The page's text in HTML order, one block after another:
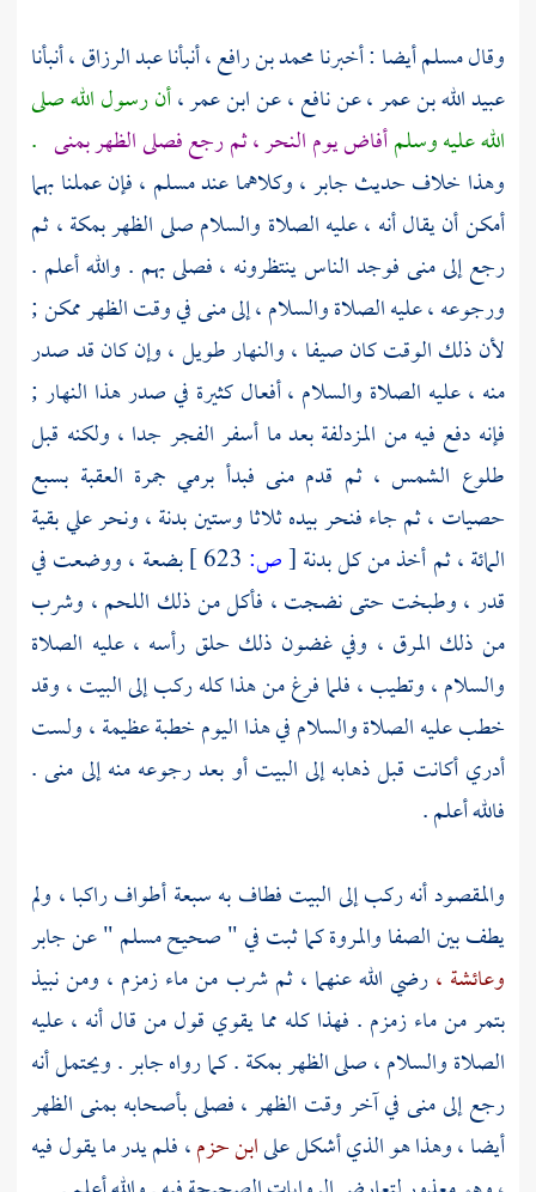
وقالمسلمأيضا : أخبرنامحمد بن رافع، أنبأناعبد الرزاق، أنبأنا
عبيد الله بن عمر، عننافع، عنابن عمر،أن رسول الله صلى
الله عليه وسلمأفاض يوم النحر ، ثم رجع فصلى الظهربمنى .
وهذا خلاف حديثجابر، وكلاهما عندمسلم ، فإن عملنا بهما
أمكن أن يقال أنه ، عليه الصلاة والسلام صلى الظهربمكة ،ثم
رجع إلىمنىفوجد الناس ينتظرونه ، فصلى بهم . والله أعلم .
ورجوعه ، عليه الصلاة والسلام ، إلىمنىفي وقت الظهر ممكن ;
لأن ذلك الوقت كان صيفا ، والنهار طويل ، وإن كان قد صدر
منه ، عليه الصلاة والسلام ، أفعال كثيرة في صدر هذا النهار ;
فإنه دفع فيه من المزدلفةبعد ما أسفر الفجر جدا ، ولكنه قبل
طلوع الشمس ، ثم قدم منى فبدأ برمي جمرة العقبة بسبع
حصيات ، ثم جاء فنحر بيده ثلاثا وستين بدنة ، ونحر علي بقية
المائة ، ثم أخذ من كل بدنة[ص:
بضعة ، ووضعت في
قدر ، وطبخت حتى نضجت ، فأكل من ذلك اللحم ، وشرب
من ذلك المرق ، وفي غضون ذلك حلق رأسه ، عليه الصلاة
والسلام ، وتطيب ، فلما فرغ من هذا كله ركب إلىالبيت ،وقد
خطب عليه الصلاة والسلام في هذا اليوم خطبة عظيمة ، ولست
أدري أكانت قبل ذهابه إلىالبيتأو بعد رجوعه منه إلىمنى.
فالله أعلم .
والمقصود أنه ركب إلىالبيتفطاف به سبعة أطواف راكبا ، ولم
يطف بينالصفاوالمروةكما ثبت في " صحيحمسلم" عنجابر
وعائشة ،رضي الله عنهما ، ثم شرب منماء زمزم ، ومن نبيذ
بتمر منماء زمزم . فهذا كله مما يقوي قول من قال أنه ، عليه
الصلاة والسلام ، صلى الظهربمكة. كما رواهجابر. ويحتمل أنه
رجع إلىمنىفي آخر وقت الظهر ، فصلى بأصحابهبمنىالظهر
أيضا ، وهذا هو الذي أشكل علىابن حزم، فلم يدر ما يقول فيه